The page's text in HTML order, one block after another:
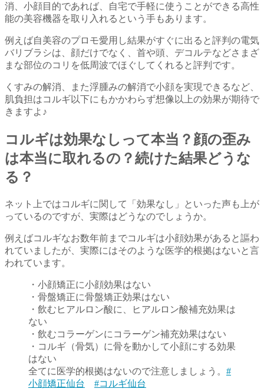
消、小顔目的であれば、自宅で手軽に使うことができる高性
能の美容機器を取り入れるという手もあります。
例えば自美容のプロモ愛用し結果がすぐに出ると評判の電気
バリブラシは、顔だけでなく、首や頭、デコルテなどさまざ
まな部位のコリを低周波でほぐしてくれると評判です。
くすみの解消、また浮腫みの解消で小顔を実現できるなど、
肌負担はコルギ以下にもかかわらず想像以上の効果が期待で
きますよ♪
コルギは効果なしって本当？顔の歪み
は本当に取れるの？続けた結果どうな
る？
ネット上ではコルギに関して「効果なし」といった声も上が
っているのですが、実際はどうなのでしょうか。
例えばコルギなお数年前までコルギは小顔効果があると謳わ
れていましたが、実際にはそのような医学的根拠はないと言
われています。
・小顔矯正に小顔効果はない
・骨盤矯正に骨盤矯正効果はない
・飲むヒアルロン酸に、ヒアルロン酸補充効果は
ない
・飲むコラーゲンにコラーゲン補充効果はない
・コルギ（骨気）に骨を動かして小顔にする効果
はない
全てに医学的根拠はないので注意しましょう。 #
小顔矯正仙台
#コルギ仙台